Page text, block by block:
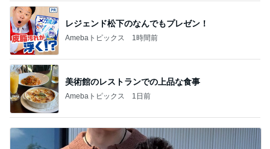
レジェンド松下のなんでもプレゼン！
Amebaトピックス 1時間前
美術館のレストランでの上品な食事
Amebaトピックス 1日前